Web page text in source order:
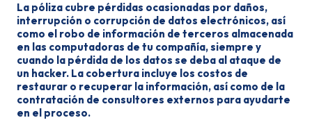
La póliza cubre pérdidas ocasionadas por daños,
interrupción o corrupción de datos electrónicos, así
como el robo de información de terceros almacenada
en las computadoras de tu compañía, siempre y
cuando la pérdida de los datos se deba al ataque de
un hacker. La cobertura incluye los costos de
restaurar o recuperar la información, así como de la
contratación de consultores externos para ayudarte
en el proceso.